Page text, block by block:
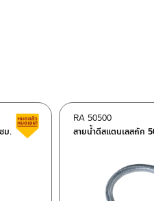
ม.
Clearance sale
สายน้ำดีสแตนเลสถัก
RA 50500